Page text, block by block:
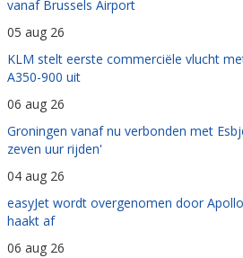
vanaf Brussels Airport
05 aug 26
KLM stelt eerste commerciële vlucht
A350-900 uit
06 aug 26
Groningen vanaf nu verbonden met
zeven uur rijden'
04 aug 26
easyJet wordt overgenomen door
haakt af
06 aug 26